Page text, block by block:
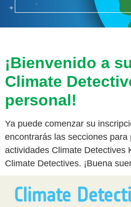
¡Bienvenido a
Climate
personal!
Ya puede comenzar su
encontrarás las secciones para
actividades Climate Detectives
Climate Detectives. ¡Buena
Climate